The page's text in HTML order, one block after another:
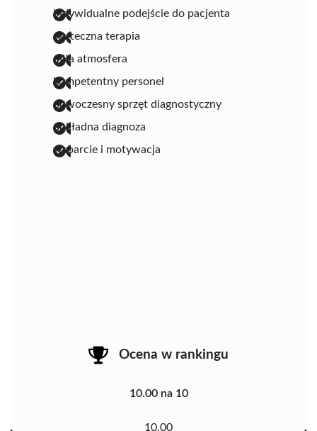
indywidualne podejście do pacjenta
skuteczna terapia
miła atmosfera
kompetentny personel
nowoczesny sprzęt diagnostyczny
dokładna diagnoza
wsparcie i motywacja
Ocena w rankingu
10.00 na 10
10.00